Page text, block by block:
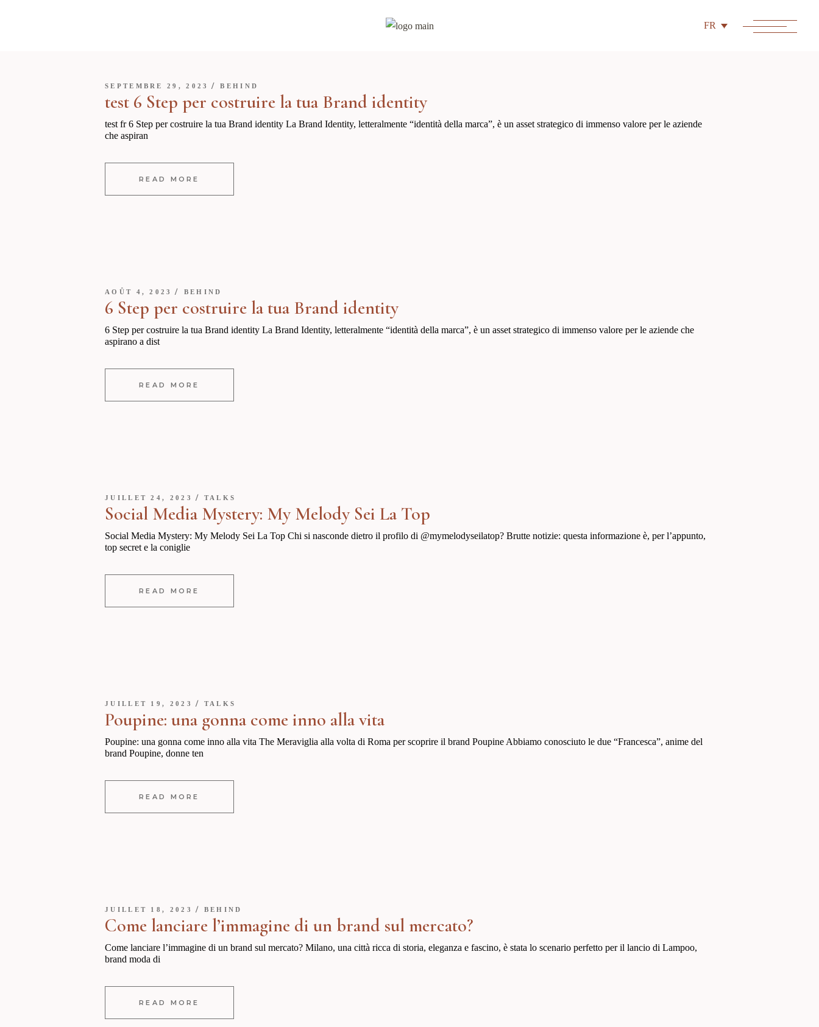
FR
SEPTEMBRE 29, 2023 BEHIND
test 6 Step per costruire la tua Brand identity
test fr 6 Step per costruire la tua Brand identity La Brand Identity, letteralmente “identità della marca”, è un asset strategico di immenso valore per le aziende
che aspiran
READ MORE
AOÛT 4, 2023 BEHIND
6 Step per costruire la tua Brand identity
6 Step per costruire la tua Brand identity La Brand Identity, letteralmente “identità della marca”, è un asset strategico di immenso valore per le aziende che
aspirano a dist
READ MORE
JUILLET 24, 2023 TALKS
Social Media Mystery: My Melody Sei La Top
Social Media Mystery: My Melody Sei La Top Chi si nasconde dietro il profilo di @mymelodyseilatop? Brutte notizie: questa informazione è, per l’appunto,
top secret e la coniglie
READ MORE
JUILLET 19, 2023 TALKS
Poupine: una gonna come inno alla vita
Poupine: una gonna come inno alla vita The Meraviglia alla volta di Roma per scoprire il brand Poupine Abbiamo conosciuto le due “Francesca”, anime del
brand Poupine, donne ten
READ MORE
JUILLET 18, 2023 BEHIND
Come lanciare l’immagine di un brand sul mercato?
Come lanciare l’immagine di un brand sul mercato? Milano, una città ricca di storia, eleganza e fascino, è stata lo scenario perfetto per il lancio di Lampoo,
brand moda di
READ MORE